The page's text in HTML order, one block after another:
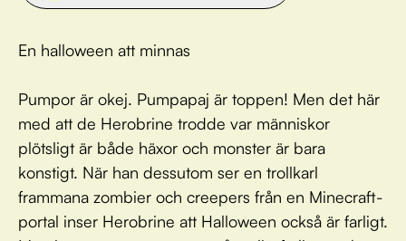
En halloween att minnas
Pumpor är okej. Pumpapaj är toppen! Men det här
med att de Herobrine trodde var människor
plötsligt är både häxor och monster är bara
konstigt. När han dessutom ser en trollkarl
frammana zombier och creepers från en Minecraft-
portal inser Herobrine att Halloween också är farligt.